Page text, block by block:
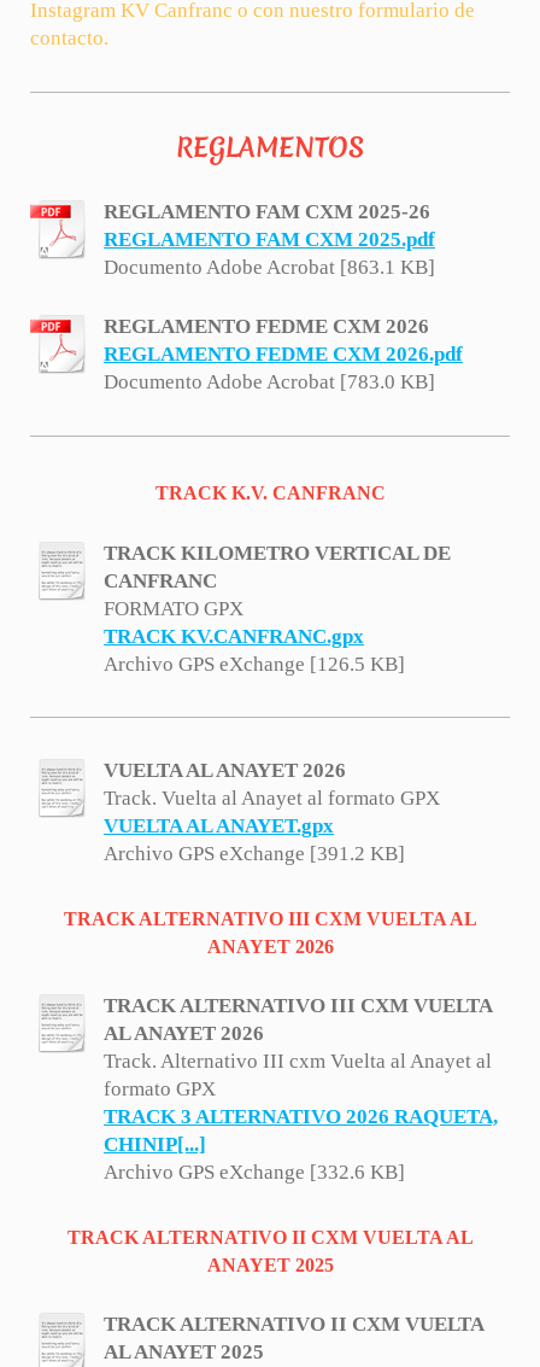
Instagram KV Canfranc o con nuestro formulario de
contacto.
REGLAMENTOS
REGLAMENTO FAM CXM 2025-26
REGLAMENTO FAM CXM 2025.pdf
Documento Adobe Acrobat [863.1 KB]
REGLAMENTO FEDME CXM 2026
REGLAMENTO FEDME CXM 2026.pdf
Documento Adobe Acrobat [783.0 KB]
TRACK K.V. CANFRANC
TRACK KILOMETRO VERTICAL DE
CANFRANC
FORMATO GPX
TRACK KV.CANFRANC.gpx
Archivo GPS eXchange [126.5 KB]
VUELTA AL ANAYET 2026
Track. Vuelta al Anayet al formato GPX
VUELTA AL ANAYET.gpx
Archivo GPS eXchange [391.2 KB]
TRACK ALTERNATIVO III CXM VUELTA AL
ANAYET 2026
TRACK ALTERNATIVO III CXM VUELTA
AL ANAYET 2026
Track. Alternativo III cxm Vuelta al Anayet al
formato GPX
TRACK 3 ALTERNATIVO 2026 RAQUETA,
CHINIP[...]
Archivo GPS eXchange [332.6 KB]
TRACK ALTERNATIVO II CXM VUELTA AL
ANAYET 2025
TRACK ALTERNATIVO II CXM VUELTA
AL ANAYET 2025